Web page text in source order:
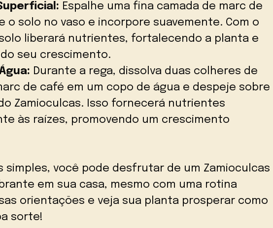
Espalhe uma fina camada de marc de
o solo no vaso e incorpore suavemente. Com o
liberará nutrientes, fortalecendo a planta e
seu crescimento.
Durante a rega, dissolva duas colheres de
de café em um copo de água e despeje sobre
Zamioculcas. Isso fornecerá nutrientes
às raízes, promovendo um crescimento
simples, você pode desfrutar de um Zamioculcas
em sua casa, mesmo com uma rotina
orientações e veja sua planta prosperar como
sorte!